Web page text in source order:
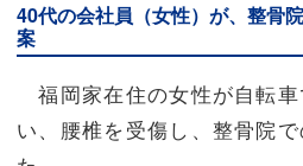
40代の会社員（女性）が、整骨
案
福岡家在住の女性が自転
い、腰椎を受傷し、整骨院